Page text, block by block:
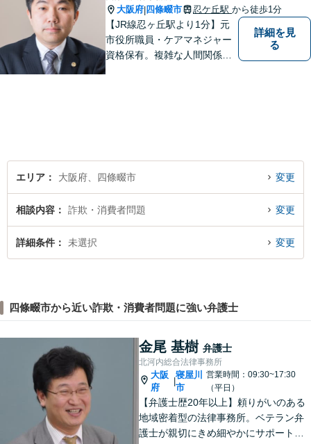
大阪府| 四條畷市 忍ケ丘駅 から徒歩1分
【JR線忍ヶ丘駅より1分】元
市役所職員・ケアマネジャー
資格保有。複雑な人間関係が
詳細を見
る
エリア 大阪府、四條畷市 変更
相談内容 詐欺・消費者問題 変更
詳細条件 未選択 変更
四條畷市から近い詐欺・消費者問題に強い弁護士
金尾 基樹 弁護士
北河内総合法律事務所
大阪
府
|
寝屋川
市
営業時間：09:30~17:30
（平日）
【弁護士歴20年以上】頼りがいのある
地域密着型の法律事務所。ベテラン弁
護士が親切にきめ細やかにサポートし